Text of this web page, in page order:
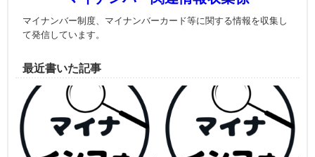
マイナンバー制度、マイナンバーカード等に関する情報を収集し
て発信しています。
最近書いた記事